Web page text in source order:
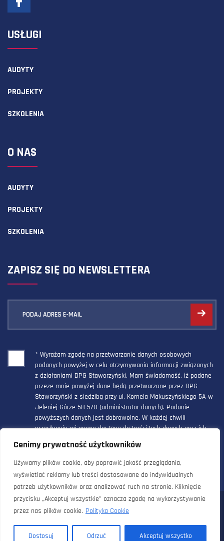
Cenimy prywatność użytkowników
Używamy plików cookie, aby poprawić jakość przeglądania,
wyświetlać reklamy lub treści dostosowane do indywidualnych
potrzeb użytkowników oraz analizować ruch na stronie. Kliknięcie
przycisku „Akceptuj wszystkie” oznacza zgodę na wykorzystywanie
przez nas plików cookie. Polityka Cookie
Dostosuj Odrzuć Akceptuj wszystko
USŁUGI
AUDYTY
PROJEKTY
SZKOLENIA
O NAS
AUDYTY
PROJEKTY
SZKOLENIA
ZAPISZ SIĘ DO NEWSLETTERA
PODAJ ADRES E-MAIL
* Wyrażam zgodę na przetwarzanie danych osobowych
podanych powyżej w celu otrzymywania informacji związanych
z działaniami DPG Staworzyński. Mam świadomość, iż podane
przeze mnie powyżej dane będą przetwarzane przez DPG
Staworzyński z siedzibą przy ul. Kornela Makuszyńskiego 5A w
Jeleniej Górze 58-570 (administrator danych). Podanie
powyższych danych jest dobrowolne. W każdej chwili
przysługuje mi prawo dostępu do treści tych danych oraz ich
poprawienia, a powyższa zgoda może być odwołana w każdym
czasie.
© 2024 Doradztwo Przemysłowo Gospodarcze Staworzyński. Wszelkie